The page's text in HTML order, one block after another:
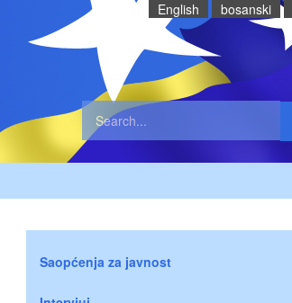
English bosanski
Saopćenja za javnost